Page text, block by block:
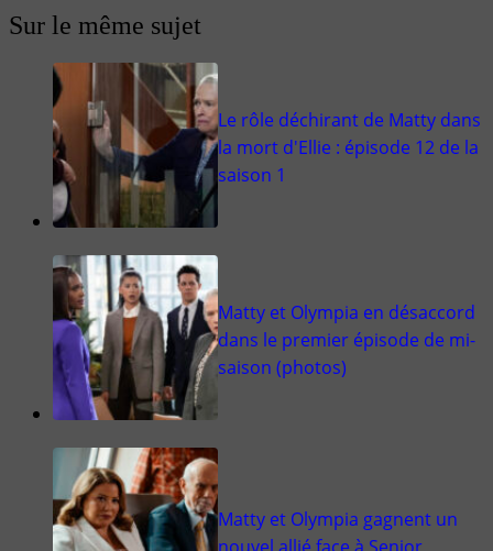
Sur le même sujet
Le rôle déchirant de Matty dans
la mort d'Ellie : épisode 12 de la
saison 1
Matty et Olympia en désaccord
dans le premier épisode de mi-
saison (photos)
Matty et Olympia gagnent un